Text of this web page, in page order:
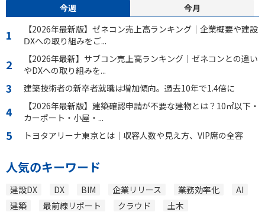
今週
今月
【2026年最新版】ゼネコン売上高ランキング｜企業概要や建設
ⅮXへの取り組みをご...
【2026年最新】サブコン売上高ランキング｜ゼネコンとの違い
やDXへの取り組みを...
建築技術者の新卒者就職は増加傾向。過去10年で1.4倍に
【2026年最新版】建築確認申請が不要な建物とは？10㎡以下・
カーポート・小屋・...
トヨタアリーナ東京とは｜収容人数や見え方、VIP席の全容
人気のキーワード
建設DX DX BIM 企業リリース 業務効率化
AI
建築
最前線リポート クラウド 土木